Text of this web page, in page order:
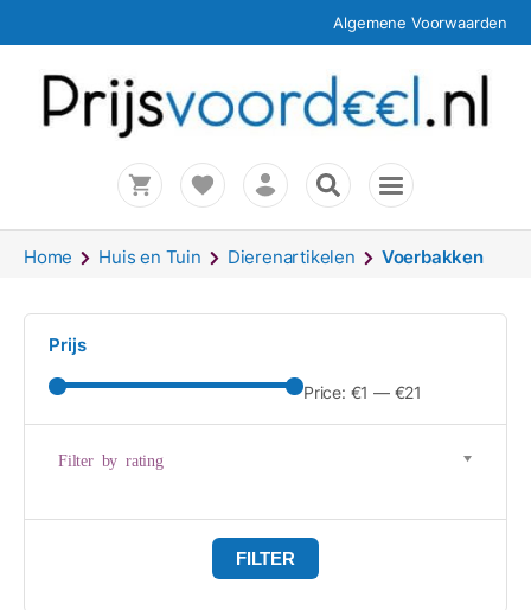
Algemene Voorwaarden
Home Huis en Tuin Dierenartikelen Voerbakken
Prijs
Price: €1 — €21
Filter by rating
FILTER